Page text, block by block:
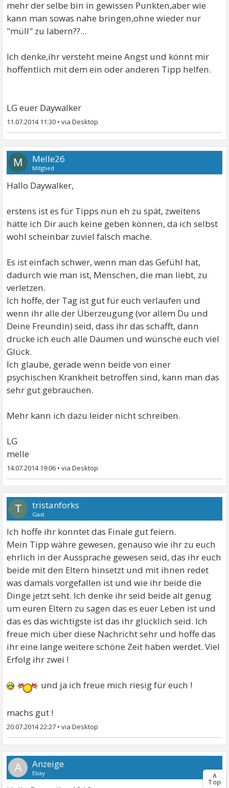
mehr der selbe bin in gewissen Punkten,aber wie
kann man sowas nahe bringen,ohne wieder nur
"müll" zu labern??...
Ich denke,ihr versteht meine Angst und könnt mir
hoffentlich mit dem ein oder anderen Tipp helfen.
LG euer Daywalker
11.07.2014 11:30 •
M Melle26
Mitglied
Hallo Daywalker,
erstens ist es für Tipps nun eh zu spät, zweitens
hätte ich Dir auch keine geben können, da ich selbst
wohl scheinbar zuviel falsch mache.
Es ist einfach schwer, wenn man das Gefühl hat,
dadurch wie man ist, Menschen, die man liebt, zu
verletzen.
Ich hoffe, der Tag ist gut für euch verlaufen und
wenn ihr alle der Überzeugung (vor allem Du und
Deine Freundin) seid, dass ihr das schafft, dann
drücke ich euch alle Daumen und wünsche euch viel
Glück.
Ich glaube, gerade wenn beide von einer
psychischen Krankheit betroffen sind, kann man das
sehr gut gebrauchen.
Mehr kann ich dazu leider nicht schreiben.
LG
melle
14.07.2014 19:06 •
T tristanforks
Gast
Ich hoffe ihr konntet das Finale gut feiern.
Mein Tipp währe gewesen, genauso wie ihr zu euch
ehrlich in der Aussprache gewesen seid, das ihr euch
beide mit den Eltern hinsetzt und mit ihnen redet
was damals vorgefallen ist und wie ihr beide die
Dinge jetzt seht. Ich denke ihr seid beide alt genug
um euren Eltern zu sagen das es euer Leben ist und
das es das wichtigste ist das ihr glücklich seid. Ich
freue mich über diese Nachricht sehr und hoffe das
ihr eine lange weitere schöne Zeit haben werdet. Viel
Erfolg ihr zwei !
und ja ich freue mich riesig für euch !
machs gut !
20.07.2014 22:27 •
A
∧
Top